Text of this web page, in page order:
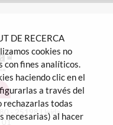
· 25198 Lleida
01
DE RECERCA
cookies no
con fines analíticos.
haciendo clic en el
a través del
rechazarlas todas
necesarias) al hacer